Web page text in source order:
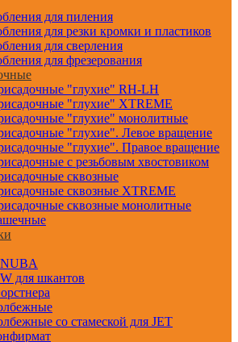
для пиления
для резки кромки и пластиков
для сверления
для фрезерования
"глухие" RH-LH
"глухие" XTREME
"глухие" монолитные
"глухие". Левое вращение
"глухие". Правое вращение
с резьбовым хвостовиком
сквозные
сквозные XTREME
сквозные монолитные
для шкантов
со стамеской для JET